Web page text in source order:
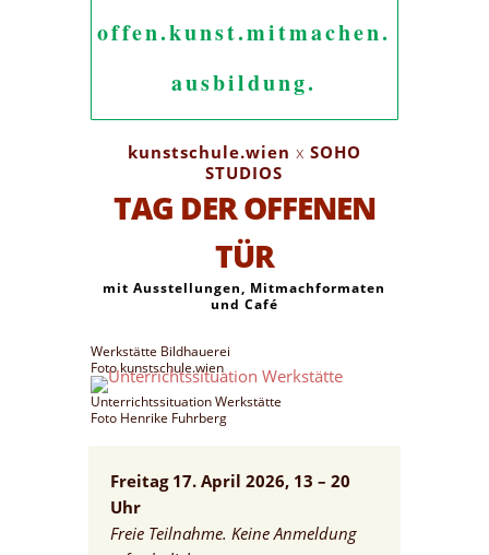
offen.kunst.mitmachen.
ausbildung.
kunstschule.wien x SOHO
STUDIOS
TAG DER OFFENEN
TÜR
mit Ausstellungen, Mitmachformaten
und Café
Werkstätte Bildhauerei
Foto kunstschule.wien
Unterrichtssituation Werkstätte
Foto Henrike Fuhrberg
Freitag 17. April 2026, 13 – 20
Uhr
Freie Teilnahme. Keine Anmeldung